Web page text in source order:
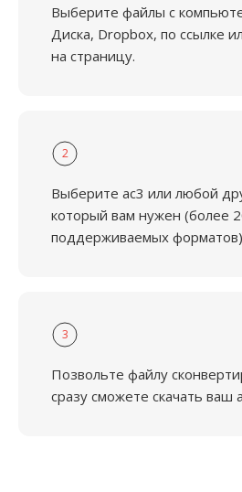
Выберите файлы с
Диска, Dropbox, по ссылке
на страницу.
2
Выберите ac3 или любой
который вам нужен (более
поддерживаемых форматов)
3
Позвольте файлу
сразу сможете скачать ваш